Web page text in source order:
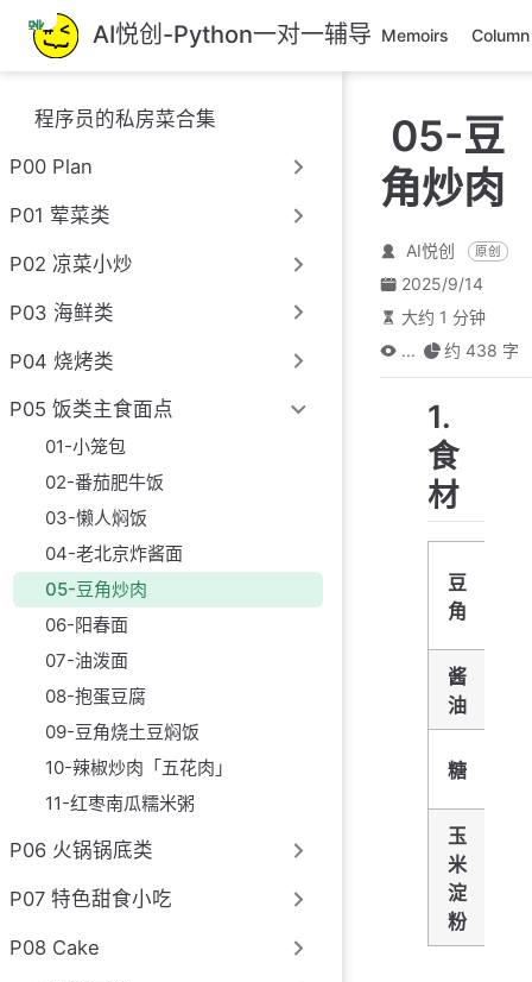
跳
至
主
要
內
AI悦创-Python一对一辅导 Memoirs Column
程序员的私房菜合集
P00 Plan
P01 荤菜类
P02 凉菜小炒
P03 海鲜类
P04 烧烤类
P05 饭类主食面点
01-小笼包
02-番茄肥牛饭
03-懒人焖饭
04-老北京炸酱面
05-豆角炒肉
06-阳春面
07-油泼面
08-抱蛋豆腐
09-豆角烧土豆焖饭
10-辣椒炒肉「五花肉」
11-红枣南瓜糯米粥
P06 火锅锅底类
P07 特色甜食小吃
P08 Cake
05-豆
角炒肉
AI悦创 原创
2025/9/14
大约 1 分钟
...
约 438 字
1.
食
材
豆
角
酱
油
糖
玉
米
淀
粉